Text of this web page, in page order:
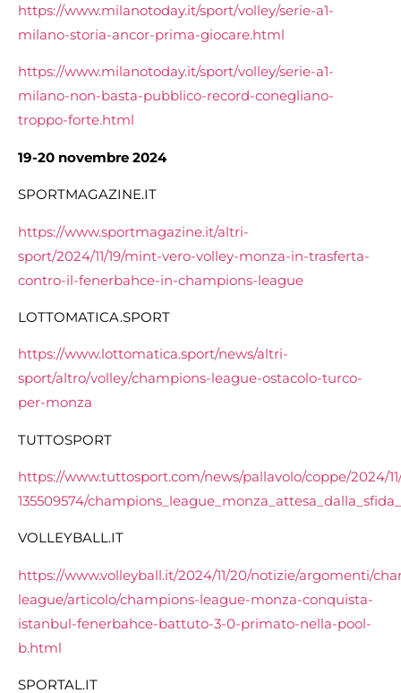
https://www.milanotoday.it/sport/volley/serie-a1-
milano-storia-ancor-prima-giocare.html
https://www.milanotoday.it/sport/volley/serie-a1-
milano-non-basta-pubblico-record-conegliano-
troppo-forte.html
19-20 novembre 2024
SPORTMAGAZINE.IT
https://www.sportmagazine.it/altri-
sport/2024/11/19/mint-vero-volley-monza-in-trasferta-
contro-il-fenerbahce-in-champions-league
LOTTOMATICA.SPORT
https://www.lottomatica.sport/news/altri-
sport/altro/volley/champions-league-ostacolo-turco-
per-monza
TUTTOSPORT
https://www.tuttosport.com/news/pallavolo/coppe/2024/
135509574/
VOLLEYBALL.IT
https://www.volleyball.it/2024/11/20/notizie/argomenti/
league/articolo/champions-league-monza-conquista-
istanbul-fenerbahce-battuto-3-0-primato-nella-pool-
b.html
SPORTAL.IT